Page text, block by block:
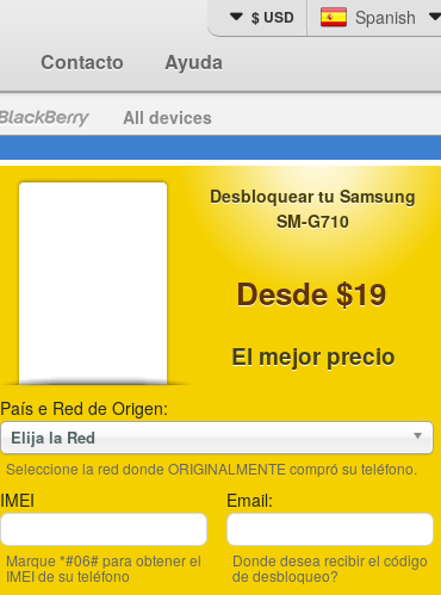
Contacto Ayuda
$ USD Spanish
All devices
Desbloquear tu Samsung
SM-G710
Desde $19
El mejor precio
País e Red de Origen:
Elija la Red
Seleccione la red donde ORIGINALMENTE compró su teléfono.
IMEI
Marque *#06# para obtener el
IMEI de su teléfono
Email:
Donde desea recibir el código
de desbloqueo?